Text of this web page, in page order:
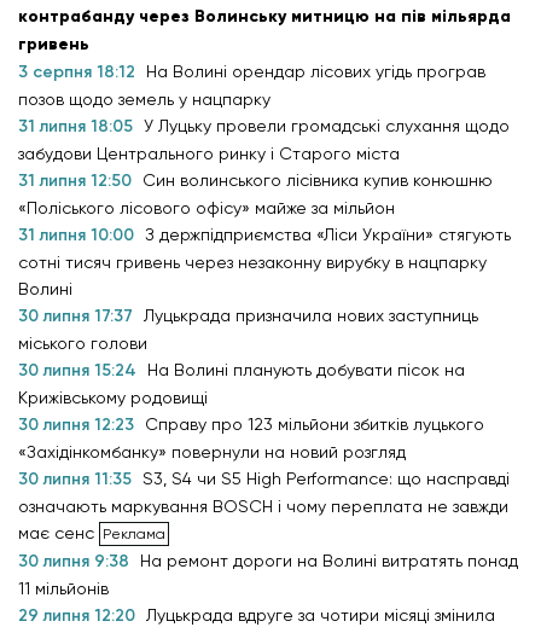
контрабанду через Волинську митницю на пів мільярда
гривень
3 серпня 18:12
На Волині орендар лісових угідь програв
позов щодо земель у нацпарку
31 липня 18:05 У Луцьку провели громадські слухання щодо
забудови Центрального ринку і Старого міста
31 липня 12:50
Син волинського лісівника купив конюшню
«Поліського лісового офісу» майже за мільйон
31 липня 10:00 З держпідприємства «Ліси України» стягують
сотні тисяч гривень через незаконну вирубку в нацпарку
Волині
30 липня 17:37
Луцькрада призначила нових заступниць
міського голови
30 липня 15:24
На Волині планують добувати пісок на
Крижівському родовищі
30 липня 12:23
Справу про 123 мільйони збитків луцького
«Західінкомбанку» повернули на новий розгляд
30 липня 11:35 S3, S4 чи S5 High Performance: що насправді
означають маркування BOSCH і чому переплата не завжди
має сенс
30 липня 9:38
На ремонт дороги на Волині витратять понад
11 мільйонів
29 липня 12:20
Луцькрада вдруге за чотири місяці змінила